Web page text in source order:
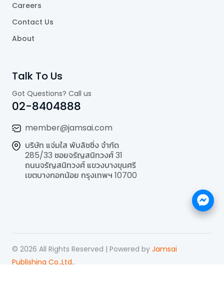
Careers
Contact Us
About
Talk To Us
Got Questions? Call us
02-8404888
member@jamsai.com
บริษัท แจ่มใส พับลิชชิ่ง จำกัด
285/33 ซอยจรัญสนิทวงศ์ 31
ถนนจรัญสนิทวงศ์ แขวงบางขุนศรี
เขตบางกอกน้อย กรุงเทพฯ 10700
© 2026 All Rights Reserved | Powered by Jamsai
Publishing Co.,Ltd..